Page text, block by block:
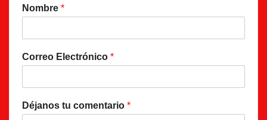
Nombre *
Correo Electrónico *
Déjanos tu comentario *